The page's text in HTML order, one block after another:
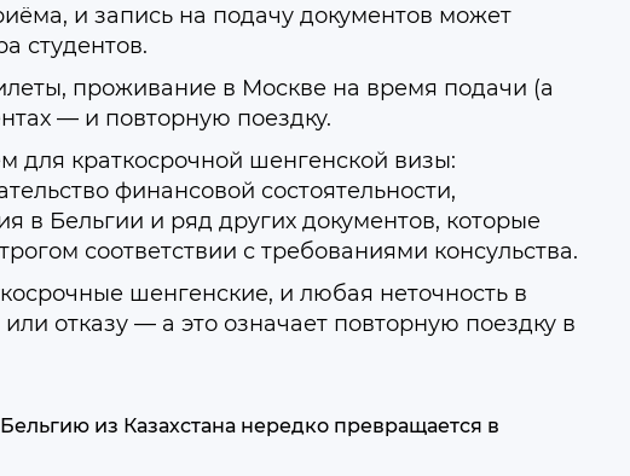
и запись на подачу документов может
студентов.
проживание в Москве на время подачи (а
— и повторную поездку.
для краткосрочной шенгенской визы:
финансовой состоятельности,
в Бельгии и ряд других документов, которые
соответствии с требованиями консульства.
шенгенские, и любая неточность в
отказу — а это означает повторную поездку в
из Казахстана нередко превращается в